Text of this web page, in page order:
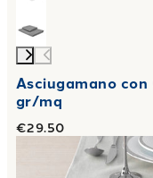
Asciugamano
gr/mq
€29.50
Runner